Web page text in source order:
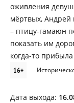
оживления
мёртвых, Андрей
– птицу-гамаюн
показать им
когда-то
16+
Дата выхода: